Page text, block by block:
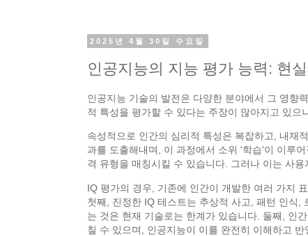
2025년 4월 30일 수요일
인공지능의 지능 평가 능력: 현
인공지능 기술의 발전은 다양한 분야에서 그 영향
적 특성을 평가할 수 있다는 주장이 많아지고 있으
속성적으로 인간의 심리적 특성은 복잡하고, 내재
과를 도출해내며, 이 과정에서 소위 '학습'이 이루
격 유형을 매칭시킬 수 있습니다. 그러나 이는 사
IQ 평가의 경우, 기존에 인간이 개발한 여러 가지
첫째, 진정한 IQ 테스트는 추상적 사고, 패턴 인식
는 것은 현재 기술로는 한계가 있습니다. 둘째, 인
칠 수 있으며, 인공지능이 이를 완전히 이해하고 반